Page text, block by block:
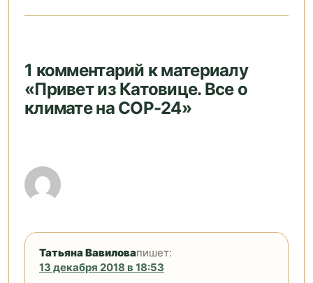
1 комментарий к материалу
«Привет из Катовице. Все о
климате на СOP-24»
Татьяна Вавиловапишет:
13 декабря 2018 в 18:53